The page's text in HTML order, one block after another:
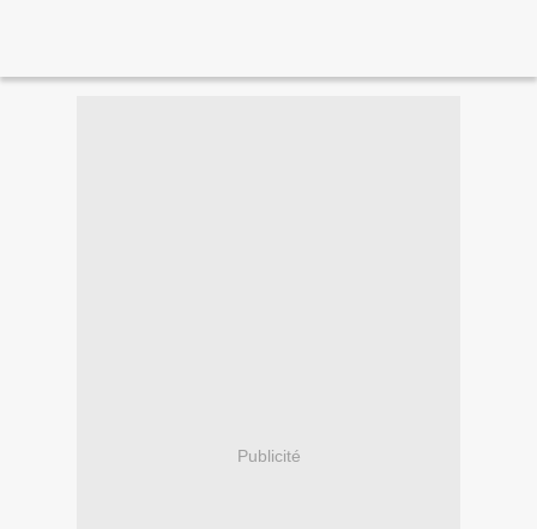
Publicité